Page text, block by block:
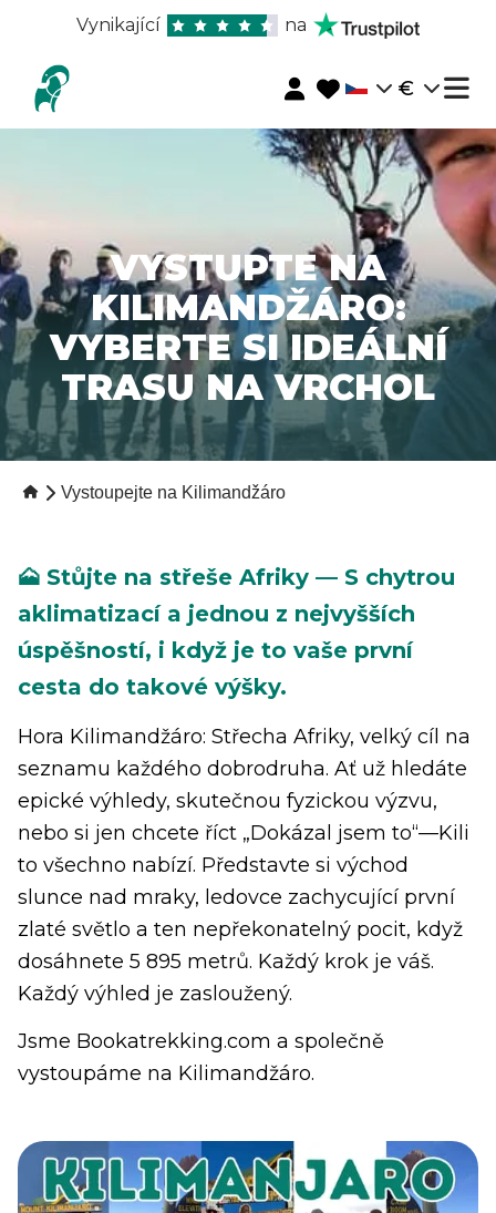
Vynikající na
€
VYSTUPTE NA
KILIMANDŽÁRO:
VYBERTE SI IDEÁLNÍ
TRASU NA VRCHOL
Vystoupejte na Kilimandžáro
🗻 Stůjte na střeše Afriky — S chytrou
aklimatizací a jednou z nejvyšších
úspěšností, i když je to vaše první
cesta do takové výšky.
Hora Kilimandžáro: Střecha Afriky, velký cíl na
seznamu každého dobrodruha. Ať už hledáte
epické výhledy, skutečnou fyzickou výzvu,
nebo si jen chcete říct „Dokázal jsem to“—Kili
to všechno nabízí. Představte si východ
slunce nad mraky, ledovce zachycující první
zlaté světlo a ten nepřekonatelný pocit, když
dosáhnete 5 895 metrů. Každý krok je váš.
Každý výhled je zasloužený.
Jsme Bookatrekking.com a společně
vystoupáme na Kilimandžáro.